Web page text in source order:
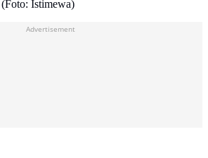
(Foto: Istimewa)
Advertisement